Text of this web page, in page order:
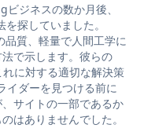
ジネスの数か月後、
探していました。
質、軽量で人間工学に
で示します。彼らの
に対する適切な解決策
イダーを見つける前に
サイトの一部であるか
はありませんでした。